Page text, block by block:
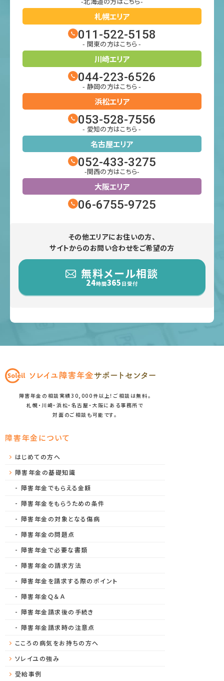
札幌エリア
011-522-5158
- 関東の方はこちら -
川崎エリア
044-223-6526
- 静岡の方はこちら -
浜松エリア
053-528-7556
- 愛知の方はこちら -
名古屋エリア
052-433-3275
-関西の方はこちら-
大阪エリア
06-6755-9725
その他エリアにお住いの方、
サイトからのお問い合わせをご希望の方
無料メール相談
24時間365 日受付
障害年金の相談実績30,000件以上！ご相談は無料。
札幌・川崎・浜松・名古屋・大阪にある事務所で
対面のご相談も可能です。
障害年金について
はじめての方へ
障害年金の基礎知識
障害年金でもらえる金額
障害年金をもらうための条件
障害年金の対象となる傷病
障害年金の問題点
障害年金で必要な書類
障害年金の請求方法
障害年金を請求する際のポイント
障害年金Ｑ＆Ａ
障害年金請求後の手続き
障害年金請求時の注意点
こころの病気をお持ちの方へ
ソレイユの強み
受給事例